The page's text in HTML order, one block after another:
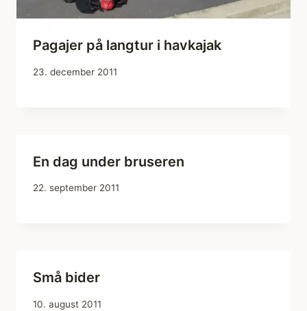
Pagajer på langtur i havkajak
23. december 2011
En dag under bruseren
22. september 2011
Små bider
10. august 2011